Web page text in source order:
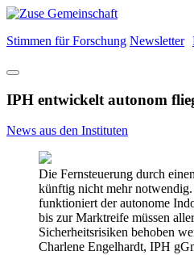
Stimmen für Forschung Newsletter
IPH entwickelt autonom
News aus den Instituten
Die Fernsteuerung durch
künftig nicht mehr
funktioniert der autonome
bis zur Marktreife müssen
Sicherheitsrisiken behoben
Charlene Engelhardt, IPH